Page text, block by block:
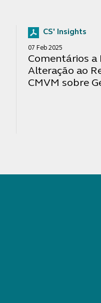
CS' Insights
07 Feb 2025
Comentários a
Alteração ao
CMVM sobre